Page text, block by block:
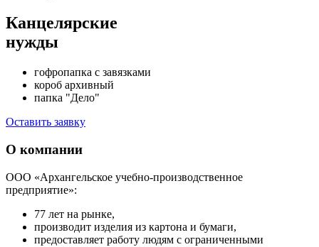
Канцелярские
нужды
гофропапка с завязками
короб архивный
папка "Дело"
Оставить заявку
О компании
ООО «Архангельское учебно-производственное
предприятие»:
77 лет на рынке,
производит изделия из картона и бумаги,
предоставляет работу людям с ограниченными